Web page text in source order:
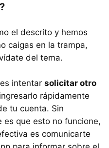
el descrito y hemos
caigas en la trampa,
del tema.
intentar solicitar otro
rápidamente
tu cuenta. Sin
es que esto no funcione,
es comunicarte